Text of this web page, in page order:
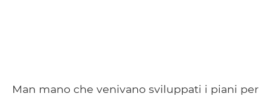
Man mano che venivano sviluppati i piani per